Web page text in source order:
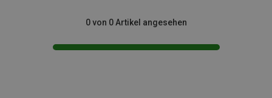
0 von 0 Artikel angesehen